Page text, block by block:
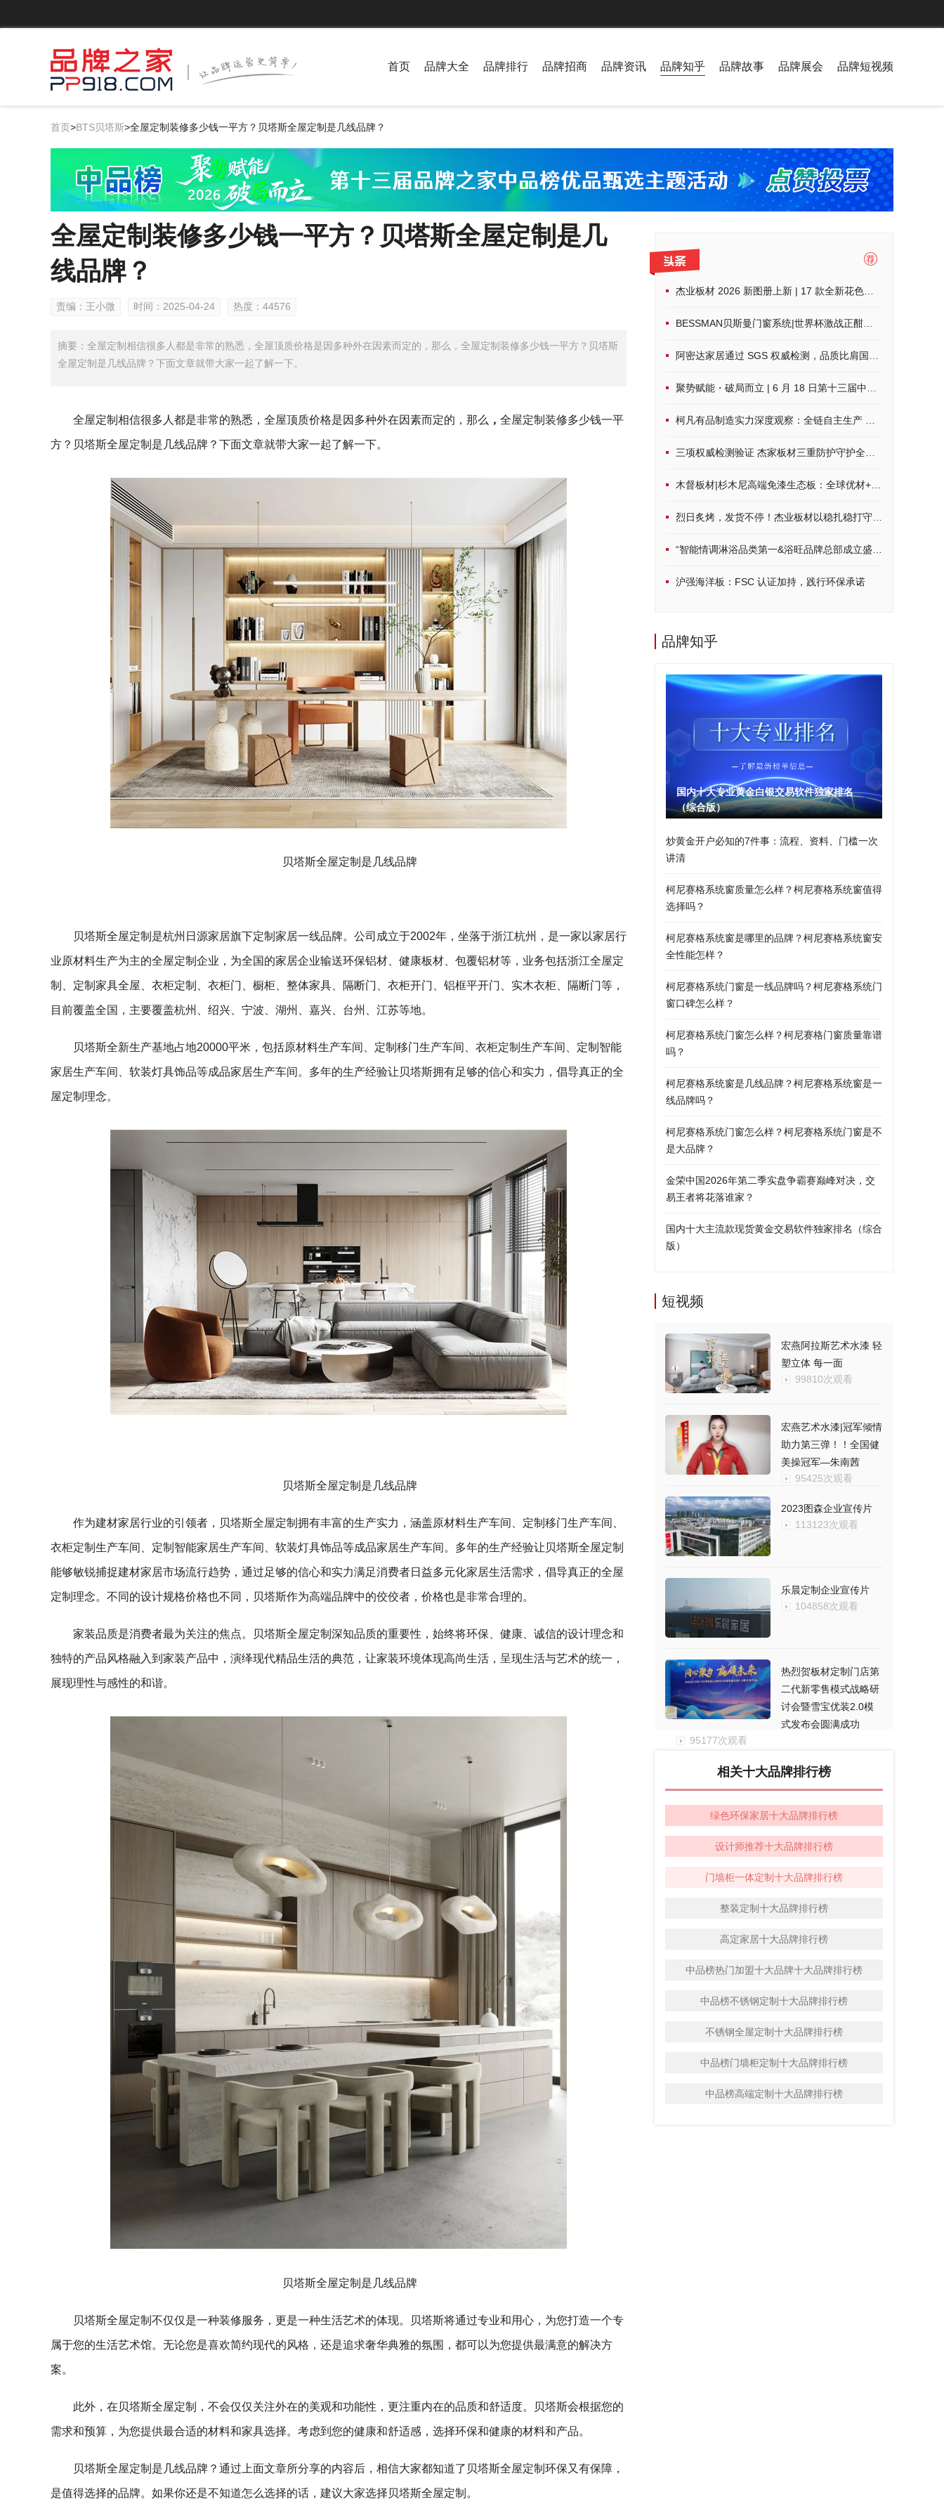
首页 品牌大全 品牌排行 品牌招商 品牌资讯 品牌知乎 品牌故事 品牌展会 品牌短视频
首页>BTS贝塔斯>全屋定制装修多少钱一平方？贝塔斯全屋定制是几线品牌？
全屋定制装修多少钱一平方？贝塔斯全屋定制是几
线品牌？
责编：王小微 时间：2025-04-24 热度：44576
摘要：全屋定制相信很多人都是非常的熟悉，全屋顶质价格是因多种外在因素而定的，那么，全屋定制装修多少钱一平方？贝塔斯
全屋定制是几线品牌？下面文章就带大家一起了解一下。
全屋定制相信很多人都是非常的熟悉，全屋顶质价格是因多种外在因素而定的，那么 ， 全屋定制装修多少钱一平
方？贝塔斯全屋定制是几线品牌？下面文章就带大家一起了解一下。
贝塔斯全屋定制是几线品牌
贝塔斯全屋定制是杭州日源家居旗下定制家居一线品牌。公司成立于2002年，坐落于浙江杭州，是一家以家居行
业原材料生产为主的全屋定制企业，为全国的家居企业输送环保铝材、健康板材、包覆铝材等，业务包括浙江全屋定
制、定制家具全屋、衣柜定制、衣柜门、橱柜、整体家具、隔断门、衣柜开门、铝框平开门、实木衣柜、隔断门等，
目前覆盖全国，主要覆盖杭州、绍兴、宁波、湖州、嘉兴、台州、江苏等地。
贝塔斯全新生产基地占地20000平米，包括原材料生产车间、定制移门生产车间、衣柜定制生产车间、定制智能
家居生产车间、软装灯具饰品等成品家居生产车间。多年的生产经验让贝塔斯拥有足够的信心和实力，倡导真正的全
屋定制理念。
贝塔斯全屋定制是几线品牌
作为建材家居行业的引领者，贝塔斯全屋定制拥有丰富的生产实力，涵盖原材料生产车间、定制移门生产车间、
衣柜定制生产车间、定制智能家居生产车间、软装灯具饰品等成品家居生产车间。多年的生产经验让贝塔斯全屋定制
能够敏锐捕捉建材家居市场流行趋势，通过足够的信心和实力满足消费者日益多元化家居生活需求，倡导真正的全屋
定制理念。不同的设计规格价格也不同，贝塔斯作为高端品牌中的佼佼者，价格也是非常合理的。
家装品质是消费者最为关注的焦点。贝塔斯全屋定制深知品质的重要性，始终将环保、健康、诚信的设计理念和
独特的产品风格融入到家装产品中，演绎现代精品生活的典范，让家装环境体现高尚生活，呈现生活与艺术的统一，
展现理性与感性的和谐。
贝塔斯全屋定制是几线品牌
贝塔斯全屋定制不仅仅是一种装修服务，更是一种生活艺术的体现。贝塔斯将通过专业和用心，为您打造一个专
属于您的生活艺术馆。无论您是喜欢简约现代的风格，还是追求奢华典雅的氛围，都可以为您提供最满意的解决方
案。
此外，在贝塔斯全屋定制，不会仅仅关注外在的美观和功能性，更注重内在的品质和舒适度。贝塔斯会根据您的
需求和预算，为您提供最合适的材料和家具选择。考虑到您的健康和舒适感，选择环保和健康的材料和产品。
贝塔斯全屋定制是几线品牌？通过上面文章所分享的内容后，相信大家都知道了贝塔斯全屋定制环保又有保障，
是值得选择的品牌。如果你还是不知道怎么选择的话，建议大家选择贝塔斯全屋定制。
杰业板材 2026 新图册上新 | 17 款全新花色，解锁家装高阶美学
BESSMAN贝斯曼门窗系统|世界杯激战正酣，硬核配置打造沉浸式观赛空间
阿密达家居通过 SGS 权威检测，品质比肩国际标准
聚势赋能・破局而立 | 6 月 18 日第十三届中品榜荣耀启幕，共鉴家居建材行业品牌力量
柯凡有品制造实力深度观察：全链自主生产 筑牢一体化发展根基
三项权威检测验证 杰家板材三重防护守护全周期居家健康
木督板材|杉木尼高端免漆生态板：全球优材+环保科技，定制品质家居
烈日炙烤，发货不停！杰业板材以稳扎稳打守护品质承诺
“智能情调淋浴品类第一&浴旺品牌总部成立盛典”隆重启幕， 8月8日
沪强海洋板：FSC 认证加持，践行环保承诺
品牌知乎
国内十大专业黄金白银交易软件独家排名
（综合版）
炒黄金开户必知的7件事：流程、资料、门槛一次
讲清
柯尼赛格系统窗质量怎么样？柯尼赛格系统窗值得
选择吗？
柯尼赛格系统窗是哪里的品牌？柯尼赛格系统窗安
全性能怎样？
柯尼赛格系统门窗是一线品牌吗？柯尼赛格系统门
窗口碑怎么样？
柯尼赛格系统门窗怎么样？柯尼赛格门窗质量靠谱
吗？
柯尼赛格系统窗是几线品牌？柯尼赛格系统窗是一
线品牌吗？
柯尼赛格系统门窗怎么样？柯尼赛格系统门窗是不
是大品牌？
金荣中国2026年第二季实盘争霸赛巅峰对决，交
易王者将花落谁家？
国内十大主流款现货黄金交易软件独家排名（综合
版）
短视频
宏燕阿拉斯艺术水漆 轻
塑立体 每一面
99810次观看
宏燕艺术水漆|冠军倾情
助力第三弹！！全国健
美操冠军—朱南茜
95425次观看
2023图森企业宣传片
113123次观看
乐晨定制企业宣传片
104858次观看
热烈贺板材定制门店第
二代新零售模式战略研
讨会暨雪宝优装2.0模
式发布会圆满成功
95177次观看
相关十大品牌排行榜
绿色环保家居十大品牌排行榜
设计师推荐十大品牌排行榜
门墙柜一体定制十大品牌排行榜
整装定制十大品牌排行榜
高定家居十大品牌排行榜
中品榜热门加盟十大品牌十大品牌排行榜
中品榜不锈钢定制十大品牌排行榜
不锈钢全屋定制十大品牌排行榜
中品榜门墙柜定制十大品牌排行榜
中品榜高端定制十大品牌排行榜